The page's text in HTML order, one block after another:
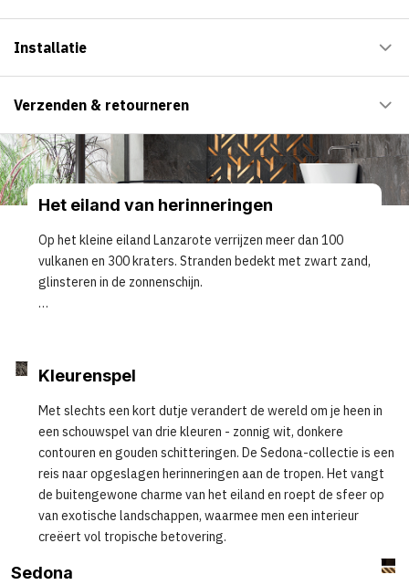
Installatie
Verzenden & retourneren
Het eiland van herinneringen
Op het kleine eiland Lanzarote verrijzen meer dan 100
vulkanen en 300 kraters. Stranden bedekt met zwart zand,
glinsteren in de zonnenschijn.
deze weerspiegelen in het turquoise water. Het
vulkanische landschap strekt zich uit tot aan de horizon.
Kleurenspel
Met slechts een kort dutje verandert de wereld om je heen in
een schouwspel van drie kleuren - zonnig wit, donkere
contouren en gouden schitteringen. De Sedona-collectie is een
reis naar opgeslagen herinneringen aan de tropen. Het vangt
de buitengewone charme van het eiland en roept de sfeer op
van exotische landschappen, waarmee men een interieur
creëert vol tropische betovering.
Sedona